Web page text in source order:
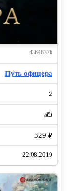
в глаза.
видеть следы
то увлеченно
конечно, не
Только вряд
спокойствие,
– боль и
и не очень.
Олигархом не
В общем, не
43648376
Путь офицера
2
✍️
329 ₽
22.08.2019